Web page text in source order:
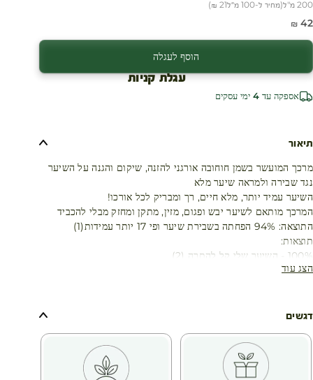
עגלת קניות
200 מ"ל (מחיר ל-100 מ״ל 21 ₪
)
מחיר מבצע
42 ₪
הוסף לעגלה
אספקה עד 4 ימי עסקים
תיאור
מרכך המועשר בשמן חוחובה אורגני להזנה, שיקום והגנה על השיער
נגד שבירה ולמראה שיער מלא
השיער עמיד יותר, מלא חיים, רך ומבריק לכל אורכו!
המרכך מותאם לשיער יבש ופגום, מזין, מתקן ומחזק מבלי להכביד
התוצאה: 94% הפחתה בשבירת שיער ופי 17 יותר עמידות(1)
תוצאות:
100% - השיער שלי קל להתרה (2)
96% - השיער שלי רך (2)
(1) בדיקה אינסטרומנטלית
שיער נפגע ומתייבש ממספר סיבות:
אופי השיער, התרות קשרים מרובות, שימוש במכשירי חימום, החלקות
וטיפולים בכימיקלים, צביעה תכופה וכו'.
הצג עוד
דגשים